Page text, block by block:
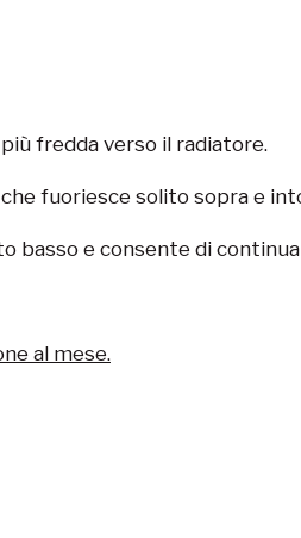
fredda verso il radiatore.
fuoriesce solito sopra e
basso e consente di
al mese.